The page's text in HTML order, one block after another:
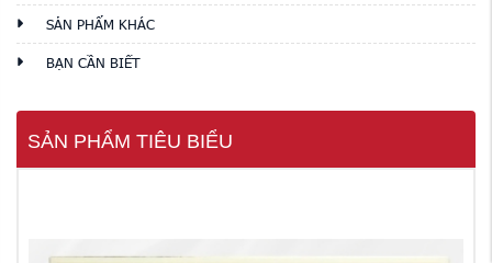
SẢN PHẨM KHÁC
BẠN CẦN BIẾT
SẢN PHẨM TIÊU BIỂU